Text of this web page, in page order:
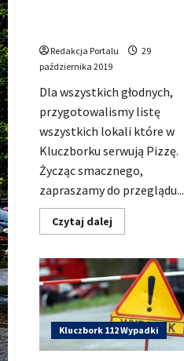
Redakcja Portalu
29
października 2019
Dla wszystkich głodnych,
przygotowalismy listę
wszystkich lokali które w
Kluczborku serwują Pizzę.
Życząc smacznego,
zapraszamy do przeglądu...
Czytaj dalej
się
Kluczbork
MENU
wszystkich
lokali
w
jednym
miejscu
Kluczbork 112 Wypadki